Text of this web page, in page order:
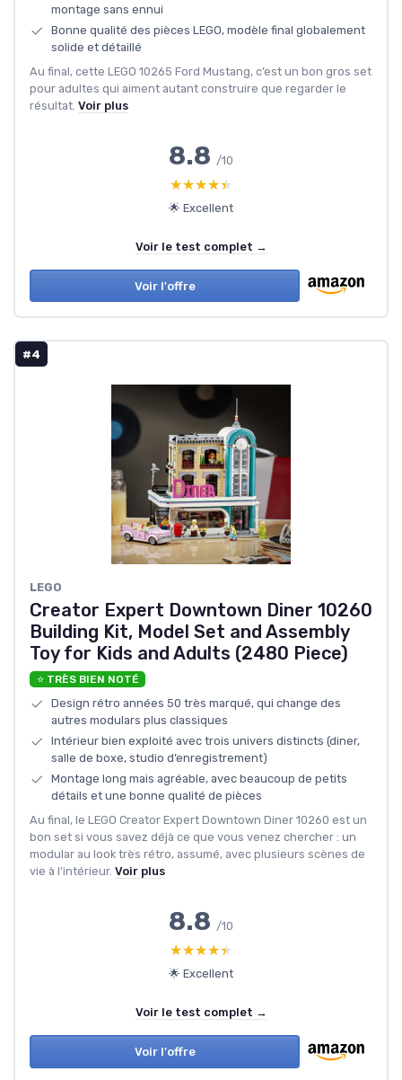
montage sans ennui
Bonne qualité des pièces LEGO, modèle final globalement
solide et détaillé
Au final, cette LEGO 10265 Ford Mustang, c’est un bon gros set
pour adultes qui aiment autant construire que regarder le
résultat. Voir plus
8.8 /10
★★★★★
★★★★★
🌟 Excellent
Voir le test complet →
Voir l'offre
#4
LEGO
Creator Expert Downtown Diner 10260
Building Kit, Model Set and Assembly
Toy for Kids and Adults (2480 Piece)
⭐ TRÈS BIEN NOTÉ
Design rétro années 50 très marqué, qui change des
autres modulars plus classiques
Intérieur bien exploité avec trois univers distincts (diner,
salle de boxe, studio d’enregistrement)
Montage long mais agréable, avec beaucoup de petits
détails et une bonne qualité de pièces
Au final, le LEGO Creator Expert Downtown Diner 10260 est un
bon set si vous savez déjà ce que vous venez chercher : un
modular au look très rétro, assumé, avec plusieurs scènes de
vie à l’intérieur. Voir plus
8.8 /10
★★★★★
★★★★★
🌟 Excellent
Voir le test complet →
Voir l'offre